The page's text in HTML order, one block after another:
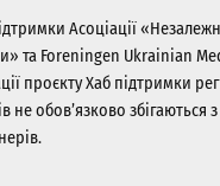
Асоціації
та Foreningen Ukrainian
проєкту Хаб підтримки
не обов’язково збігаються